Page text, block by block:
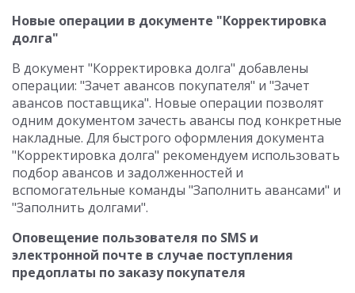
Новые операции в документе "Корректировка
долга"
В документ "Корректировка долга" добавлены
операции: "Зачет авансов покупателя" и "Зачет
авансов поставщика". Новые операции позволят
одним документом зачесть авансы под конкретные
накладные. Для быстрого оформления документа
"Корректировка долга" рекомендуем использовать
подбор авансов и задолженностей и
вспомогательные команды "Заполнить авансами" и
"Заполнить долгами".
Оповещение пользователя по SMS и
электронной почте в случае поступления
предоплаты по заказу покупателя